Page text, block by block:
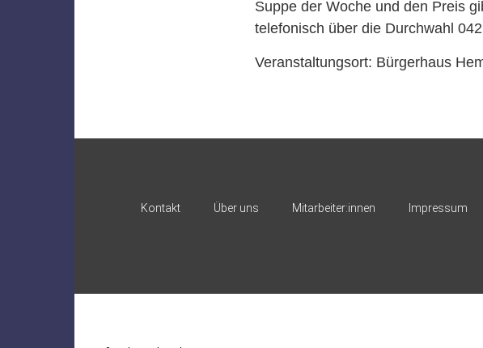
Suppe der Woche und den Preis
telefonisch über die Durchwahl
Veranstaltungsort: Bürgerhaus
Kontakt Über uns Mitarbeiter:innen Impressum